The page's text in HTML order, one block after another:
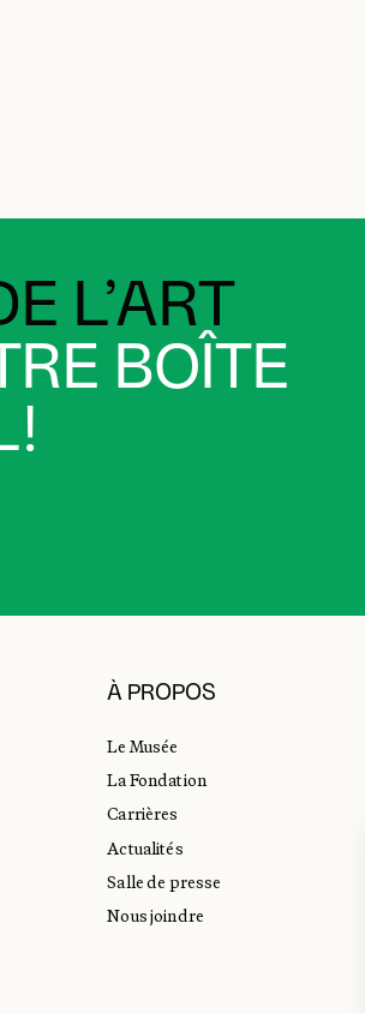
L’ART
BOÎTE
À PROPOS
Le Musée
La Fondation
Carrières
Actualités
Salle de presse
Nous joindre